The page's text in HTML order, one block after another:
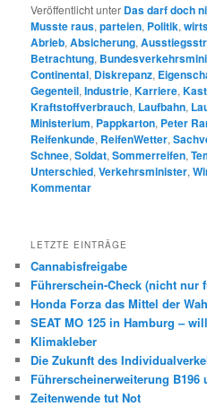
Veröffentlicht unter Das darf doch
Musste raus,parteien, Politik,
Abrieb,Absicherung,
Betrachtung,
Continental, Diskrepanz,
Gegenteil,Industrie,Karriere,
Kraftstoffverbrauch, Laufbahn,
Ministerium, Pappkarton, Peter
Reifenkunde, ReifenWetter,
Schnee,Soldat,Sommerreifen,
Unterschied,Verkehrsminister,
Kommentar
LETZTE EINTRÄGE
Cannabisfreigabe
Führerschein-Check (nicht nur
Honda Forza das Mittel der
SEAT MO 125 in Hamburg –
Klimakleber
Die Zukunft des
Führerscheinerweiterung B196
Zeitenwende tut Not